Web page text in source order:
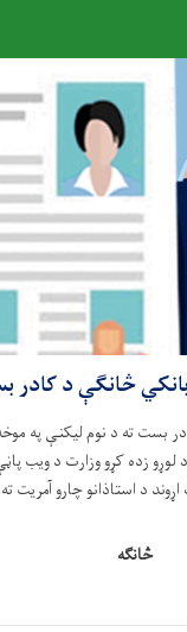
څانګې د کادر
بست ته د نوم ليکنې په
د لوړو زده کړو وزارت د
د استاذانو چارو آمريت
څانګه